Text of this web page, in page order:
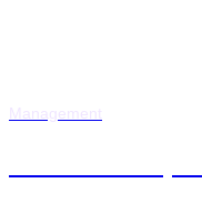
Management